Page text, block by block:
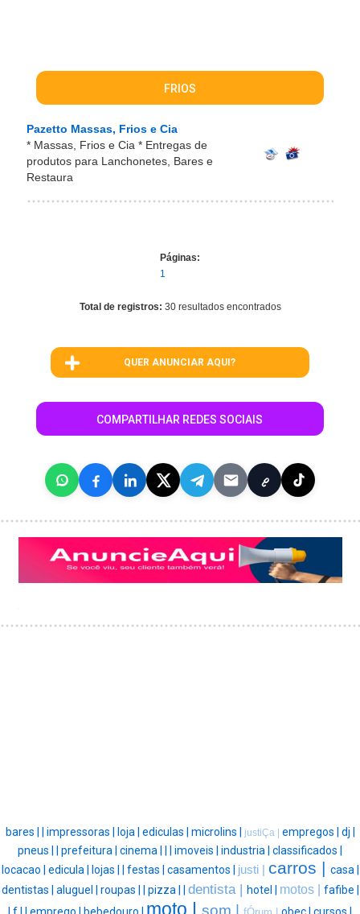
FRIOS
Pazetto Massas, Frios e Cia
* Massas, Frios e Cia * Entregas de
produtos para Lanchonetes, Bares e
Restaura
Páginas:
1
Total de registros: 30 resultados encontrados
QUER ANUNCIAR AQUI?
COMPARTILHAR REDES SOCIAIS
bares | | impressoras | loja | ediculas | microlins | justiÇa | empregos | dj |
pneus | | prefeitura | cinema | | | imoveis | industria | classificados |
locacao | edicula | lojas | | festas | casamentos | justi | carros | casa |
dentistas | aluguel | roupas | | pizza | | dentista | hotel | motos | fafibe |
| f | | emprego | bebedouro | moto | som | obec | cursos |